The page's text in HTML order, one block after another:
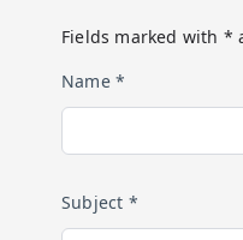
Fields marked with *
Name *
Subject *